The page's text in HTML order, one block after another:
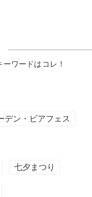
ワードはコレ！
デン・ビアフェス
七夕まつり